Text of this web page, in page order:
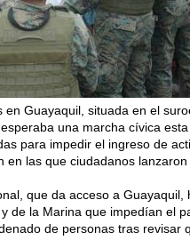
Guayaquil, situada en el
una marcha cívica
para impedir el ingreso de
en las que ciudadanos
que da acceso a
de la Marina que impedían el
de personas tras revisar